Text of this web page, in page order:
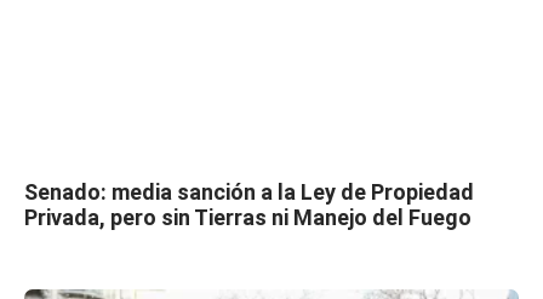
Senado: media sanción a la Ley de Propiedad
Privada, pero sin Tierras ni Manejo del Fuego